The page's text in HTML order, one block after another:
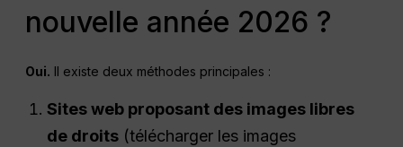
nouvelle année 2026 ?
Oui. Il existe deux méthodes principales :
Sites web proposant des images libres
de droits (télécharger les images